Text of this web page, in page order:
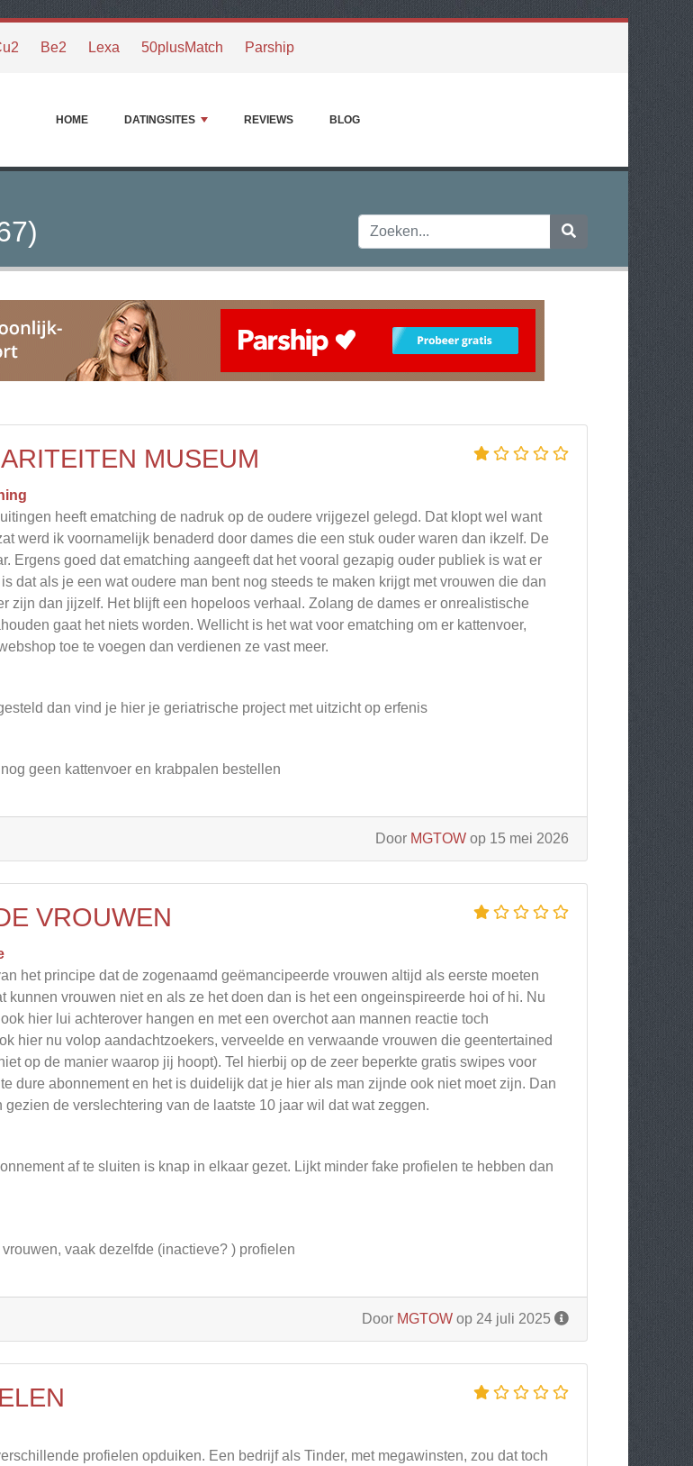
Be2 Lexa 50plusMatch Parship
HOME DATINGSITES REVIEWS BLOG
MUSEUM
heeft ematching de nadruk op de oudere vrijgezel gelegd. Dat klopt wel want
werd ik voornamelijk benaderd door dames die een stuk ouder waren dan ikzelf. De
Ergens goed dat ematching aangeeft dat het vooral gezapig ouder publiek is wat er
dat als je een wat oudere man bent nog steeds te maken krijgt met vrouwen die dan
zijn dan jijzelf. Het blijft een hopeloos verhaal. Zolang de dames er onrealistische
gaat het niets worden. Wellicht is het wat voor ematching om er kattenvoer,
toe te voegen dan verdienen ze vast meer.
dan vind je hier je geriatrische project met uitzicht op erfenis
geen kattenvoer en krabpalen bestellen
Door MGTOW op 15 mei 2026
VROUWEN
het principe dat de zogenaamd geëmancipeerde vrouwen altijd als eerste moeten
kunnen vrouwen niet en als ze het doen dan is het een ongeinspireerde hoi of hi. Nu
hier lui achterover hangen en met een overchot aan mannen reactie toch
hier nu volop aandachtzoekers, verveelde en verwaande vrouwen die geentertained
op de manier waarop jij hoopt). Tel hierbij op de zeer beperkte gratis swipes voor
dure abonnement en het is duidelijk dat je hier als man zijnde ook niet moet zijn. Dan
gezien de verslechtering van de laatste 10 jaar wil dat wat zeggen.
af te sluiten is knap in elkaar gezet. Lijkt minder fake profielen te hebben dan
vaak dezelfde (inactieve? ) profielen
Door MGTOW op 24 juli 2025
profielen opduiken. Een bedrijf als Tinder, met megawinsten, zou dat toch